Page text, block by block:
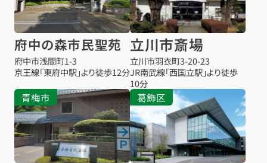
府中の森市民聖苑
府中市浅間町1-3
京王線「東府中駅」より徒歩12分
立川市斎場
立川市羽衣町3-20-23
JR南武線「西国立駅」より徒歩
10分
青梅市 葛飾区